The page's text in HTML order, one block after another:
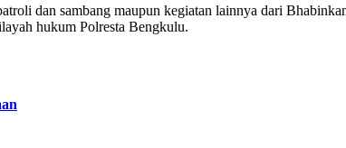
dan sambang maupun kegiatan lainnya dari
hukum Polresta Bengkulu.